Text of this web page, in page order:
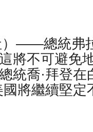
——總統弗
將不可避免
統喬·拜登
將繼續堅定